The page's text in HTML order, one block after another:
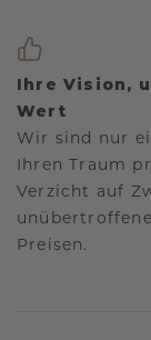
Ihre Vision,
Wert
Wir sind nur
Ihren Traum
Verzicht auf
Preisen.